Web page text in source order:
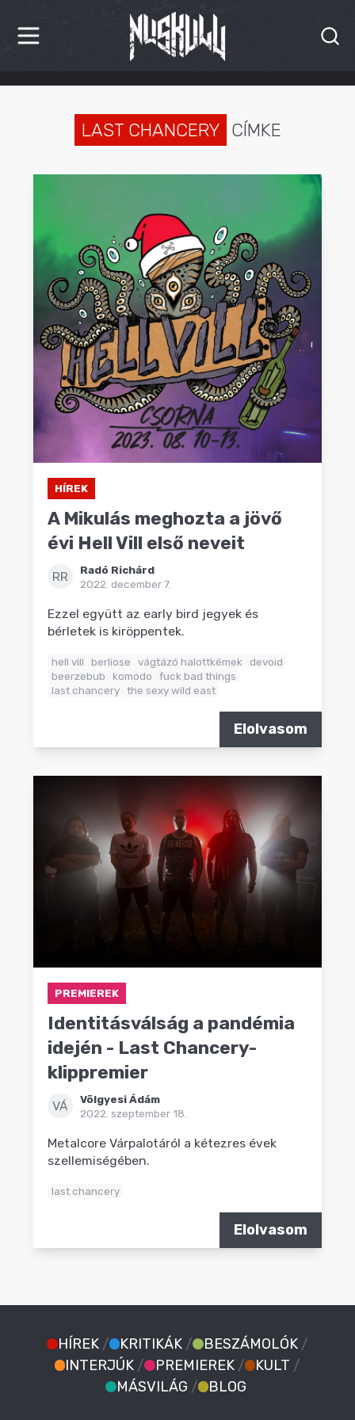
HÍREK
PREMIEREK
MÁSVILÁG
BLOG
LAST CHANCERY CÍMKE
HÍREK
A Mikulás meghozta a jövő
évi Hell Vill első neveit
RR
Radó Richárd
2022. december 7.
Ezzel együtt az early bird jegyek és
bérletek is kiröppentek.
hell vill berliose vágtázó halottkémek
devoid
beerzebub
komodo
fuck bad things
last chancery the sexy wild east
Elolvasom
PREMIEREK
Identitásválság a pandémia
idején - Last Chancery-
klippremier
VÁ
Völgyesi Ádám
2022. szeptember 18.
Metalcore Várpalotáról a kétezres évek
szellemiségében.
last chancery
Elolvasom
HÍREK / KRITIKÁK / BESZÁMOLÓK /
INTERJÚK / PREMIEREK / KULT /
MÁSVILÁG / BLOG